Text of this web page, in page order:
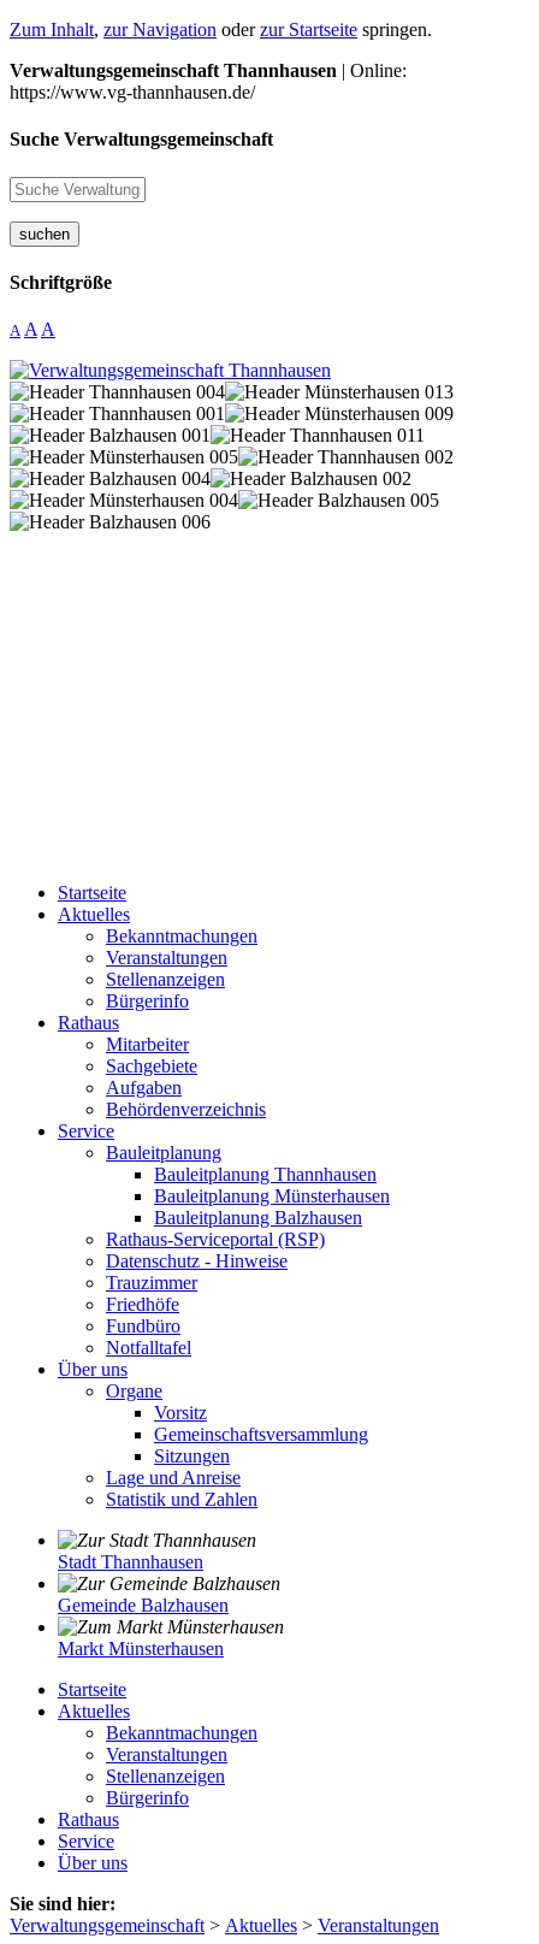
Zum Inhalt, zur Navigation oderzur Startseite springen.
Verwaltungsgemeinschaft Thannhausen | Online:
https://www.vg-thannhausen.de/
Suche Verwaltungsgemeinschaft
suchen
Schriftgröße
A A A
Startseite
Aktuelles
Bekanntmachungen
Veranstaltungen
Stellenanzeigen
Bürgerinfo
Rathaus
Mitarbeiter
Sachgebiete
Aufgaben
Behördenverzeichnis
Service
Bauleitplanung
Bauleitplanung Thannhausen
Bauleitplanung Münsterhausen
Bauleitplanung Balzhausen
Rathaus-Serviceportal (RSP)
Datenschutz - Hinweise
Trauzimmer
Friedhöfe
Fundbüro
Notfalltafel
Über uns
Organe
Vorsitz
Gemeinschaftsversammlung
Sitzungen
Lage und Anreise
Statistik und Zahlen
Stadt Thannhausen
Gemeinde Balzhausen
Markt Münsterhausen
Startseite
Aktuelles
Bekanntmachungen
Veranstaltungen
Stellenanzeigen
Bürgerinfo
Rathaus
Service
Über uns
Sie sind hier:
Verwaltungsgemeinschaft > Aktuelles > Veranstaltungen